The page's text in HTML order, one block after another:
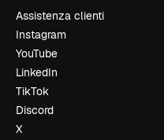
Assistenza clienti
Instagram
YouTube
LinkedIn
TikTok
Discord
X